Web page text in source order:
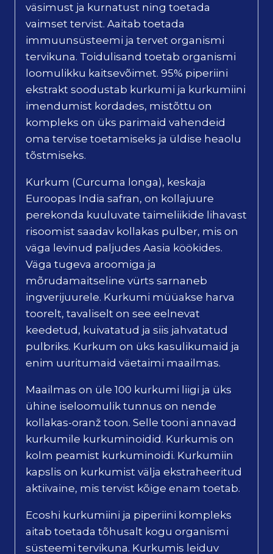
väsimust ja kurnatust ning toetada
vaimset tervist. Aaitab toetada
immuunsüsteemi ja tervet organismi
tervikuna. Toidulisand toetab organismi
loomulikku kaitsevõimet. 95% piperiini
ekstrakt soodustab kurkumi ja kurkumiini
imendumist kordades, mistõttu on
kompleks on üks parimaid vahendeid
oma tervise toetamiseks ja üldise heaolu
tõstmiseks.
Kurkum (Curcuma longa), keskaja
Euroopas India safran, on kollajuure
perekonda kuuluvate taimeliikide lihavast
risoomist saadav kollakas pulber, mis on
väga levinud paljudes Aasia köökides.
Väga tugeva aroomiga ja
mõrudamaitseline vürts sarnaneb
ingverijuurele. Kurkumi müüakse harva
toorelt, tavaliselt on see eelnevat
keedetud, kuivatatud ja siis jahvatatud
pulbriks. Kurkum on üks kasulikumaid ja
enim uuritumaid väetaimi maailmas.
Maailmas on üle 100 kurkumi liigi ja üks
ühine iseloomulik tunnus on nende
kollakas-oranž toon. Selle tooni annavad
kurkumile kurkuminoidid. Kurkumis on
kolm peamist kurkuminoidi. Kurkumiin
kapslis on kurkumist välja ekstraheeritud
aktiivaine, mis tervist kõige enam toetab.
Ecoshi kurkumiini ja piperiini kompleks
aitab toetada tõhusalt kogu organismi
süsteemi tervikuna. Kurkumis leiduv